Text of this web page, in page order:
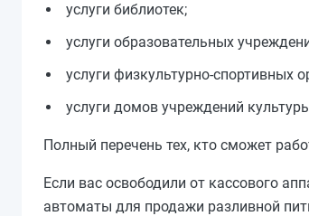
услуги библиотек;
услуги образовательных
услуги физкультурно-спортивных
услуги домов учреждений
Полный перечень тех, кто сможет
Если вас освободили от кассового
автоматы для продажи разливной